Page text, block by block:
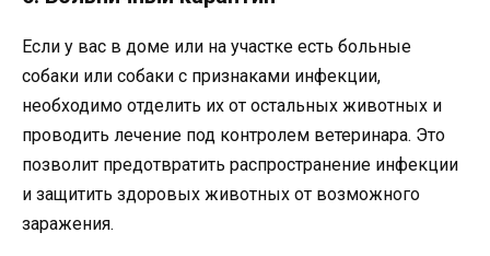
Если у вас в доме или на участке есть больные
собаки или собаки с признаками инфекции,
необходимо отделить их от остальных животных и
проводить лечение под контролем ветеринара. Это
позволит предотвратить распространение инфекции
и защитить здоровых животных от возможного
заражения.